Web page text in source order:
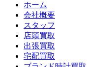
ホーム
会社概要
スタッフ
店頭買取
出張買取
宅配買取